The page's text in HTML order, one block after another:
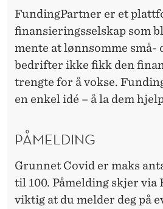
FundingPartner er et
finansieringsselskap som
mente at lønnsomme små-
bedrifter ikke fikk den
trengte for å vokse.
en enkel idé – å la dem
PÅMELDING
Grunnet Covid er maks
til 100. Påmelding skjer via
viktig at du melder deg på